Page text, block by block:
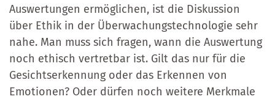
Auswertungen ermöglichen, ist die Diskussion
über Ethik in der Überwachungstechnologie sehr
nahe. Man muss sich fragen, wann die Auswertung
noch ethisch vertretbar ist. Gilt das nur für die
Gesichtserkennung oder das Erkennen von
Emotionen? Oder dürfen noch weitere Merkmale